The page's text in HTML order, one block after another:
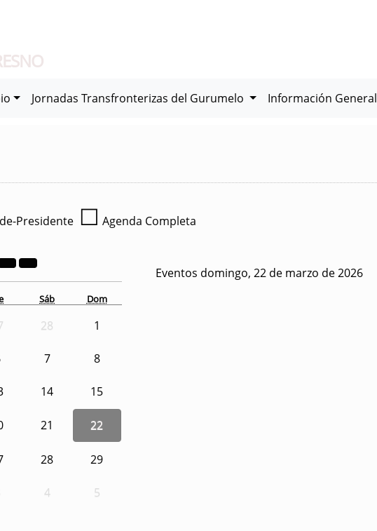
Jornadas Transfronterizas del Gurumelo Información General
Presidente ☐ Agenda Completa
Sáb Dom
28 1
7 8
14 15
21 22
28 29
4 5
Eventos domingo, 22 de marzo de 2026